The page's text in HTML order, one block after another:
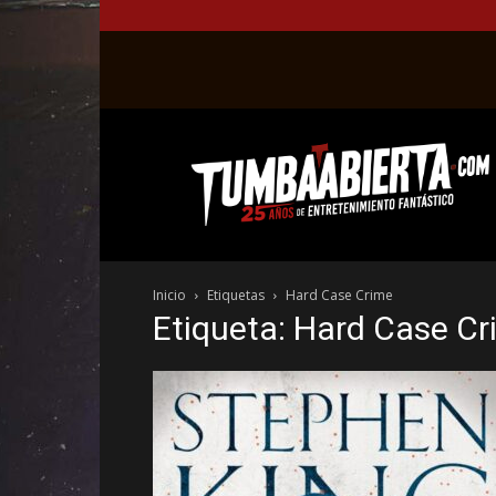
web
del
entretenimiento
el
género
fantástico.
Inicio Etiquetas Hard Case Crime
Etiqueta: Hard Case